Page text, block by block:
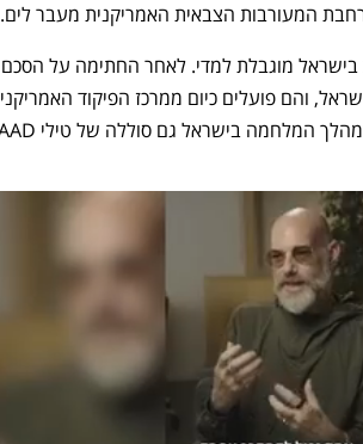
המעורבות הצבאית האמריקנית מעבר לים.